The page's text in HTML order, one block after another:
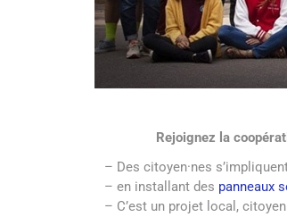
Rejoignez la
– Des citoyen·nes
– en installant des panneaux
– C’est un projet local,